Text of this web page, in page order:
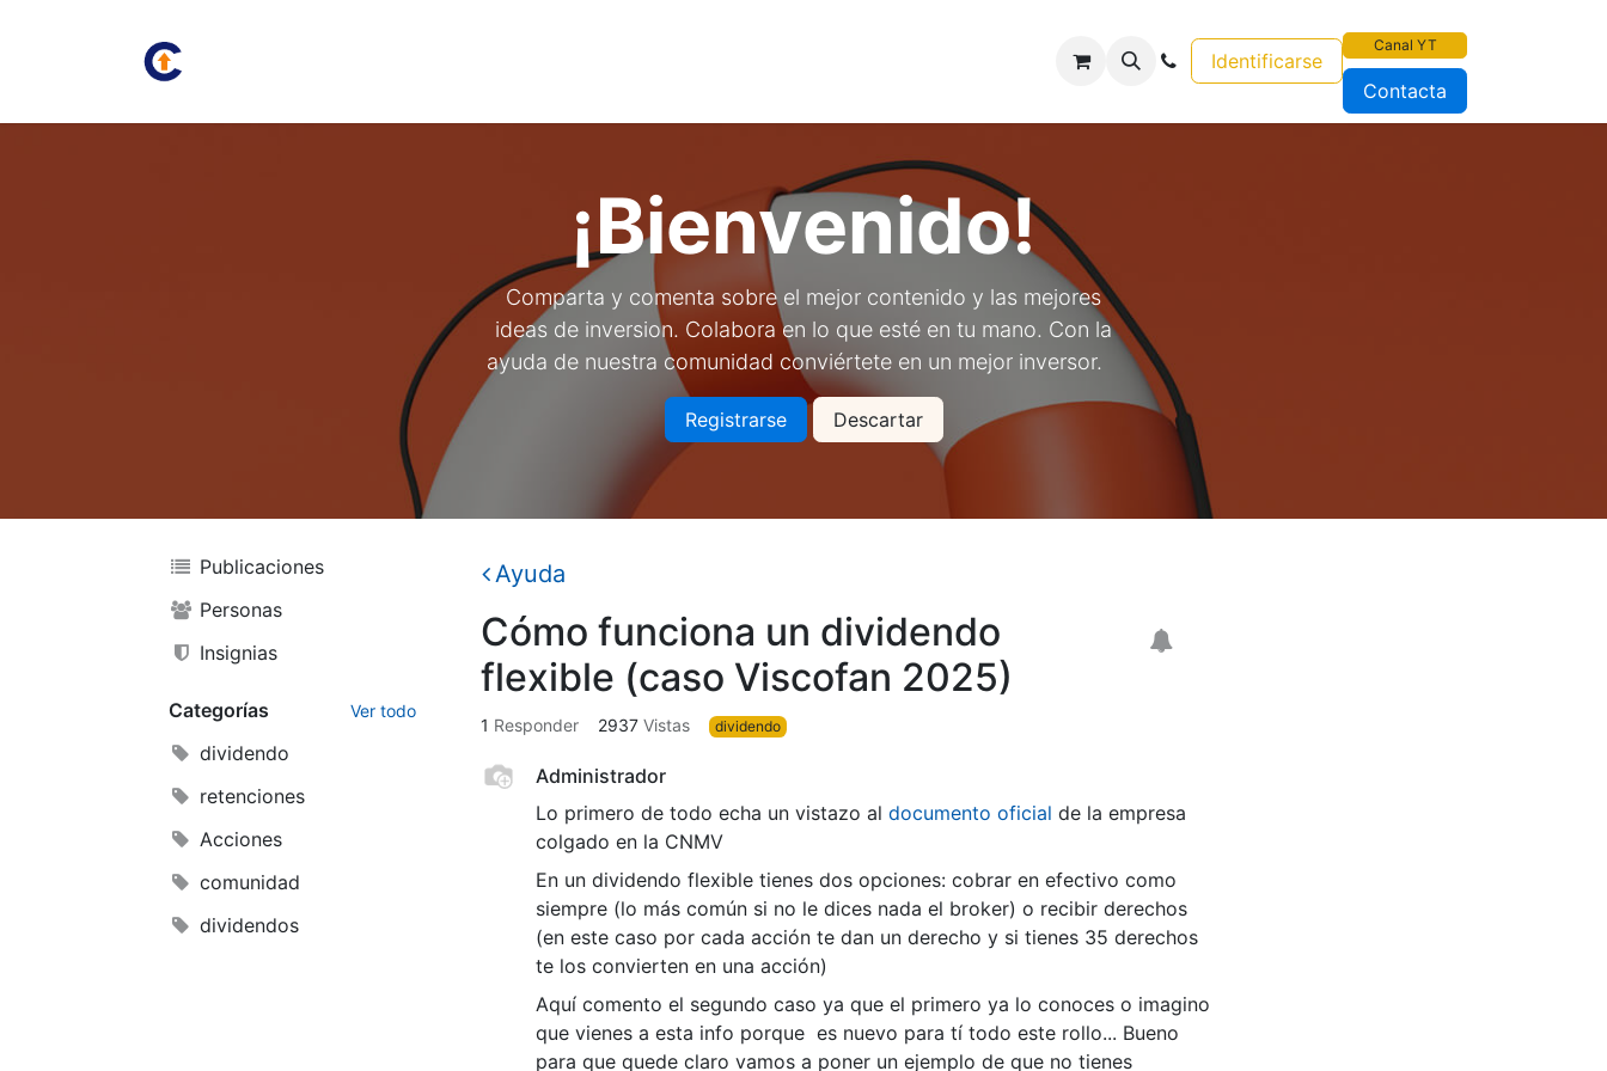
Identificarse
Canal YT
Contacta
¡Bienvenido!
Comparta y comenta sobre el mejor contenido y las mejores
ideas de inversion. Colabora en lo que esté en tu mano. Con la
ayuda de nuestra comunidad conviértete en un mejor inversor.
Registrarse Descartar
Publicaciones
Personas
Insignias
Categorías Ver todo
dividendo
retenciones
Acciones
comunidad
dividendos
Ayuda
Cómo funciona un dividendo
flexible (caso Viscofan 2025)
1 Responder 2937 Vistas dividendo
Administrador
Lo primero de todo echa un vistazo al documento oficial de la empresa
colgado en la CNMV
En un dividendo flexible tienes dos opciones: cobrar en efectivo como
siempre (lo más común si no le dices nada el broker) o recibir derechos
(en este caso por cada acción te dan un derecho y si tienes 35 derechos
te los convierten en una acción)
Aquí comento el segundo caso ya que el primero ya lo conoces o imagino
que vienes a esta info porque es nuevo para tí todo este rollo... Bueno
para que quede claro vamos a poner un ejemplo de que no tienes